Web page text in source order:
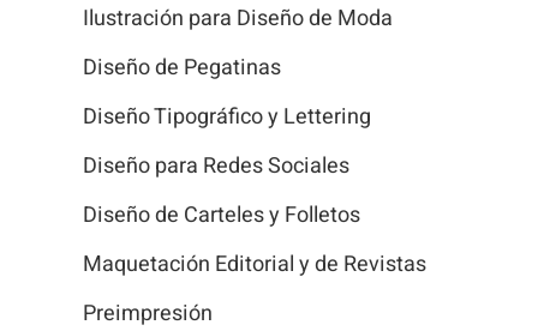
Ilustración para Diseño de Moda
Diseño de Pegatinas
Diseño Tipográfico y Lettering
Diseño para Redes Sociales
Diseño de Carteles y Folletos
Maquetación Editorial y de Revistas
Preimpresión